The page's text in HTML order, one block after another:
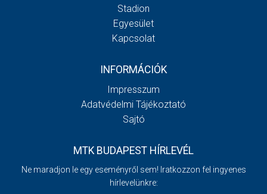
Stadion
Egyesület
Kapcsolat
INFORMÁCIÓK
Impresszum
Adatvédelmi Tájékoztató
Sajtó
MTK BUDAPEST HÍRLEVÉL
Ne maradjon le egy eseményről sem! Iratkozzon fel ingyenes
hírlevelünkre: